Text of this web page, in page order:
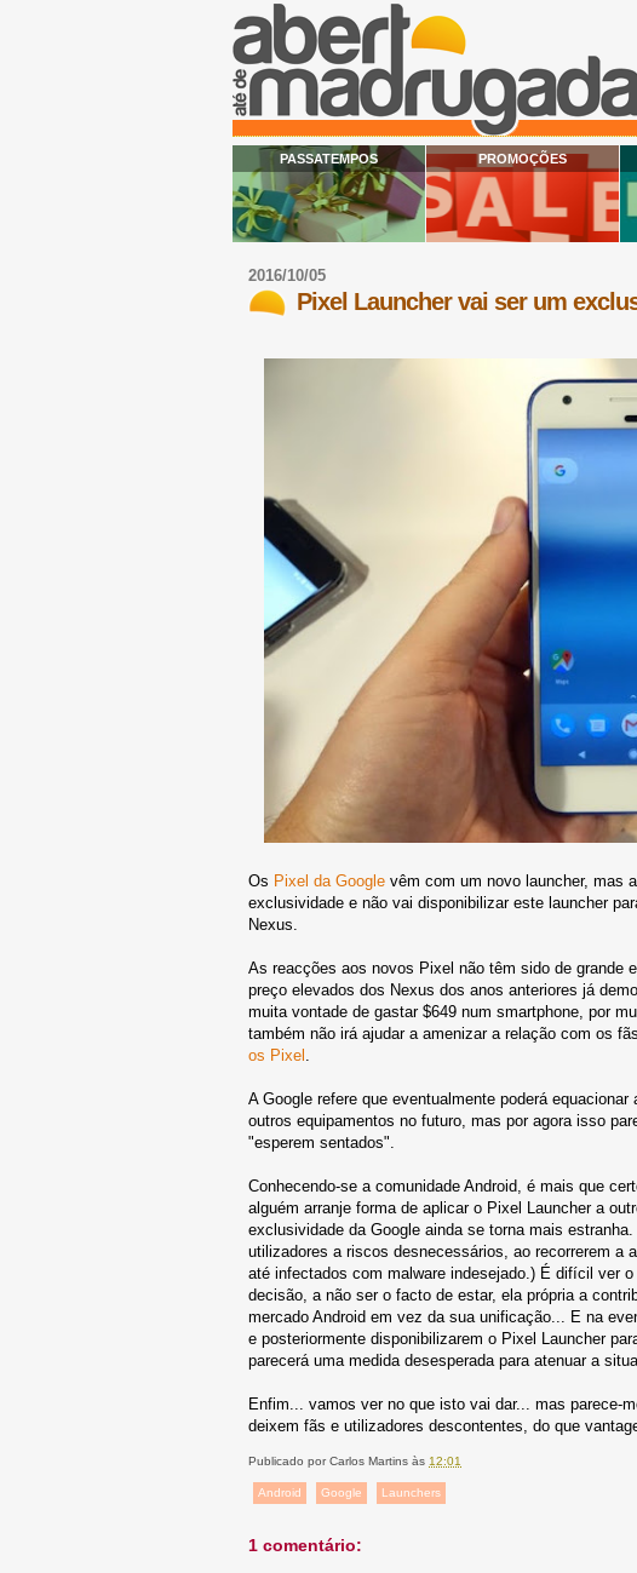
PASSATEMPOS PROMOÇÕES
2016/10/05
Pixel Launcher vai ser um
Os Pixel da Google vêm com um novo launcher, mas
exclusividade e não vai disponibilizar este launcher
Nexus.
As reacções aos novos Pixel não têm sido de grande
preço elevados dos Nexus dos anos anteriores já
muita vontade de gastar $649 num smartphone, por
também não irá ajudar a amenizar a relação com os
os Pixel
A Google refere que eventualmente poderá
outros equipamentos no futuro, mas por agora isso
"esperem sentados".
Conhecendo-se a comunidade Android, é mais que
alguém arranje forma de aplicar o Pixel Launcher a
exclusividade da Google ainda se torna mais
utilizadores a riscos desnecessários, ao recorrerem a
até infectados com malware indesejado.) É difícil ver
decisão, a não ser o facto de estar, ela própria a
mercado Android em vez da sua unificação... E na
e posteriormente disponibilizarem o Pixel Launcher
parecerá uma medida desesperada para atenuar a
Enfim... vamos ver no que isto vai dar... mas parece-
deixem fãs e utilizadores descontentes, do que
Publicado porCarlos Martins às 12:01
Android Google Launchers
1 comentário: